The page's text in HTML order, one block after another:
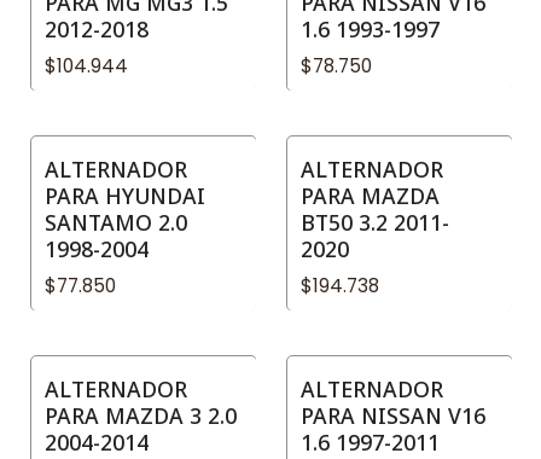
2012-2018
$104.944
1.6 1993-1997
$78.750
ALTERNADOR
PARA HYUNDAI
SANTAMO 2.0
1998-2004
$77.850
ALTERNADOR
PARA MAZDA
BT50 3.2 2011-
2020
$194.738
ALTERNADOR
PARA MAZDA 3 2.0
2004-2014
ALTERNADOR
PARA NISSAN V16
1.6 1997-2011